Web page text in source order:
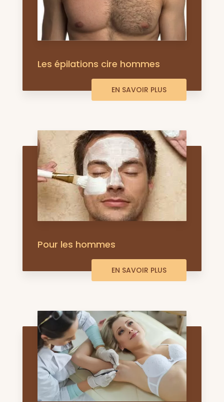
Les épilations cire hommes
EN SAVOIR PLUS
Pour les hommes
EN SAVOIR PLUS